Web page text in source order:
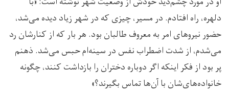
دلهره، راه افتادم. در مسیر، چیزی که در شهر زیاد دیده می‌شد،
حضور نیروهای امر به معروف طالبان بود. هر بار که از کنارشان رد
می‌شدم، از شدت اضطراب نفس در سینه‌ام حبس می‌شد. ذهنم
پر بود از فکر اینکه اگر دوباره دختران را بازداشت کنند، چگونه
خانواده‌های‌شان با آن‌ها تماس بگیرند؟»